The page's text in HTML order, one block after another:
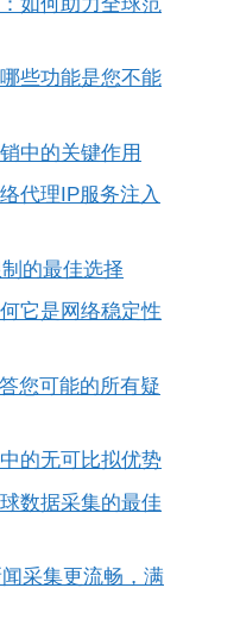
些功能是您不能
中的关键作用
代理IP服务注入
的最佳选择
它是网络稳定性
您可能的所有疑
的无可比拟优势
数据采集的最佳
采集更流畅，满